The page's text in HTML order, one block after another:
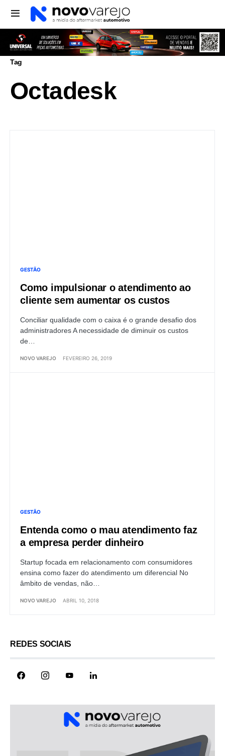
Tag
Octadesk
GESTÃO
Como impulsionar o atendimento ao
cliente sem aumentar os custos
Conciliar qualidade com o caixa é o grande desafio dos
administradores A necessidade de diminuir os custos
de…
NOVO VAREJO FEVEREIRO 26, 2019
GESTÃO
Entenda como o mau atendimento faz
a empresa perder dinheiro
Startup focada em relacionamento com consumidores
ensina como fazer do atendimento um diferencial No
âmbito de vendas, não…
NOVO VAREJO ABRIL 10, 2018
REDES SOCIAIS